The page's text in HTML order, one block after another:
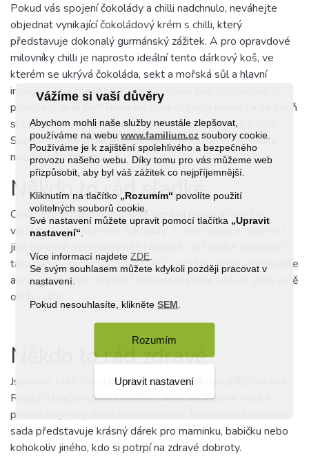
Vážíme si vaší důvěry
Abychom mohli naše služby neustále zlepšovat,
používáme na webuwww.familium.cz soubory cookie.
Používáme je k zajištění spolehlivého a bezpečného
provozu našeho webu. Díky tomu pro vás můžeme web
přizpůsobit, aby byl váš zážitek co nejpříjemnější.
Kliknutím na tlačítko „Rozumím“ povolíte použití
volitelných souborů cookie.
Své nastavení můžete upravit pomocí tlačítka „Upravit
nastavení“
Více informací najdeteZDE
Se svým souhlasem můžete kdykoli později pracovat v
nastavení.
Pokud nesouhlasíte, klikněteSEM
Rozumím
Upravit nastavení
Pokud vás spojení čokolády a chilli nadchnulo, neváhejte
objednat vynikajícíčokoládový krém s chilli, který
představuje dokonalý gurmánský zážitek. A pro opravdové
milovníky chilli je naprosto ideální tento dárkový koš, ve
kterém se ukrývá čokoláda, sekt a mořská sůl a hlavní
ingrediencí je právě chilli.. Ideální dárek pod stromeček. A
protože v zimě potřebujeme podpořit naši imunitu a zároveň
si osladit život, jako další skvělý tip se nabízí med s chilli.
Spojení sladké a pálivé chuti nadchne každého milovníka
netradičních pokrmů.
Někdo to rád sladké
Chilli není pro každého. Mnozí nemusí pálivé a raději si
vychutnají chuť klasické čokolády.
V naší nabídce najdete i
jiné dárkové pochoutky než ty pálivé. Což takhle například
tatosada vynikajících čokokrémůs příchutí jahod, pomeranče
a makadamových ořechů? Tuto degustační sadu si zcela jistě
oblíbí i děti.
Někdo to rád zdravé
Jsou lidé, kteří čokoládu a podobné sladkosti příliš nemusí.
Raději dávají přednost lehčím pokrmům. Zdravé mlsání
představuje například sušené ovoce. Tato ovocná
sada představuje krásný dárek pro maminku, babičku nebo
kohokoliv jiného, kdo si potrpí na zdravé dobroty.